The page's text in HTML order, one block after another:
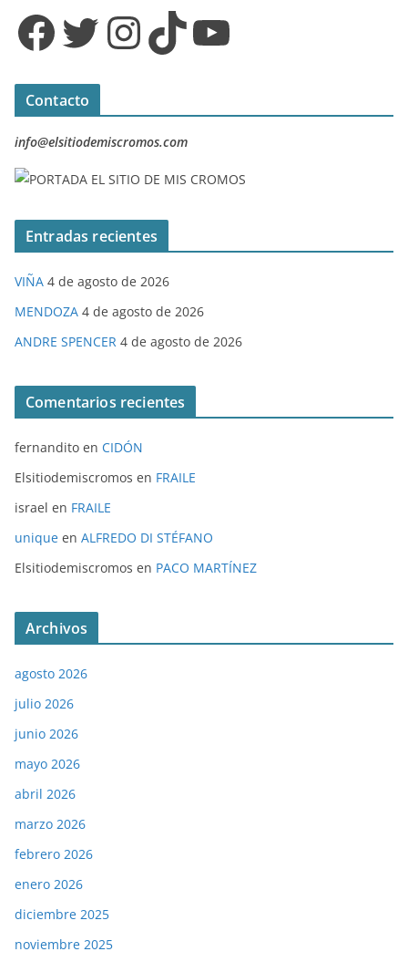
Facebook Twitter InstagramTikTok YouTube
Contacto
info@elsitiodemiscromos.com
Entradas recientes
VIÑA 4 de agosto de 2026
MENDOZA 4 de agosto de 2026
ANDRE SPENCER 4 de agosto de 2026
Comentarios recientes
fernandito en CIDÓN
Elsitiodemiscromos en FRAILE
israel en FRAILE
unique en ALFREDO DI STÉFANO
Elsitiodemiscromos en PACO MARTÍNEZ
Archivos
agosto 2026
julio 2026
junio 2026
mayo 2026
abril 2026
marzo 2026
febrero 2026
enero 2026
diciembre 2025
noviembre 2025